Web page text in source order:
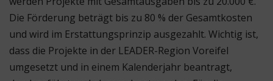
Die Förderung beträgt bis zu 80 % der Gesamtkosten
und wird im Erstattungsprinzip ausgezahlt. Wichtig ist,
dass die Projekte in der LEADER-Region Voreifel
umgesetzt und in einem Kalenderjahr beantragt,